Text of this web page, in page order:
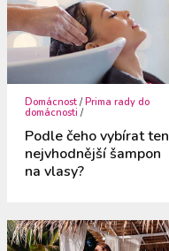
Domácnost /Prima rady do
domácnosti /
Podle čeho vybírat ten
nejvhodnější šampon
na vlasy?